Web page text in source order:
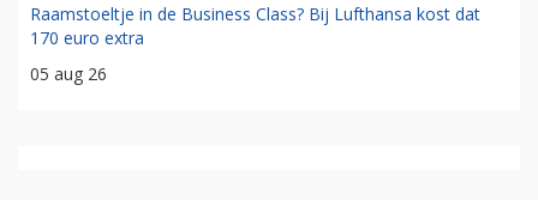
Raamstoeltje in de Business Class? Bij Lufthansa kost dat
170 euro extra
05 aug 26